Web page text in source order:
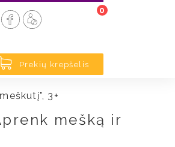
Prekių krepšelis
0
3+
mešką ir